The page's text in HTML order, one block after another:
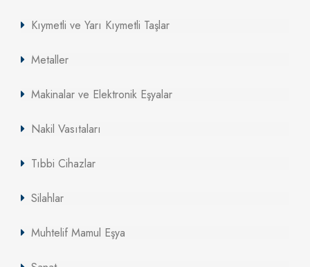
Kıymetli ve Yarı Kıymetli Taşlar
Metaller
Makinalar ve Elektronik Eşyalar
Nakil Vasıtaları
Tıbbi Cihazlar
Silahlar
Muhtelif Mamul Eşya